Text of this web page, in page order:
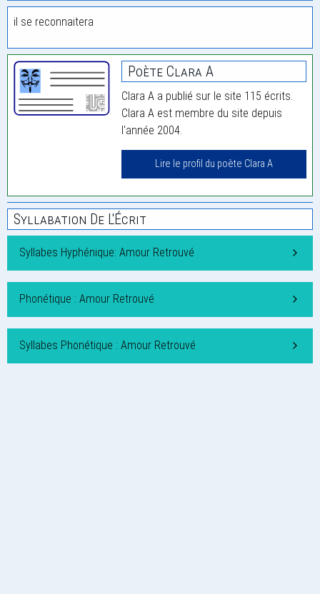
il se reconnaitera
Poète Clara A
Clara A a publié sur le site 115 écrits.
Clara A est membre du site depuis
l'année 2004.
Lire le profil du poète Clara A
Syllabation De L'Écrit
Syllabes Hyphénique: Amour Retrouvé
Phonétique : Amour Retrouvé
Syllabes Phonétique : Amour Retrouvé